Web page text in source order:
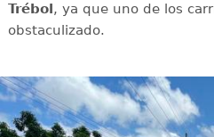
Trébol, ya que uno de los
obstaculizado.